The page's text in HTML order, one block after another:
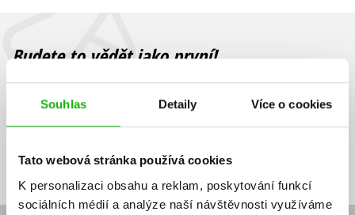
Souhlas Detaily Více o cookies
Tato webová stránka používá cookies
K personalizaci obsahu a reklam, poskytování funkcí
sociálních médií a analýze naší návštěvnosti využíváme
Budete to vědět jako první!
Zajímá Vás, jaký knižní hit právě vychází, na jaké zboží je výhodná
sleva, jaká běží soutěž o ceny? Přihlášením k odběru našich e-
souhlasíte se zpracováním osobních údajů
mailová
adresa
mailová
adresa
Vaše e-mailová adresa Přihlásit se